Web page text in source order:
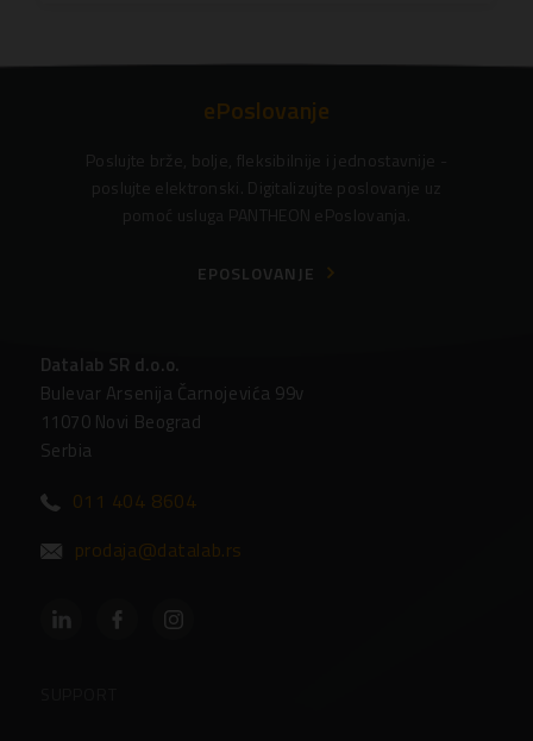
ePoslovanje
Poslujte brže, bolje, fleksibilnije i jednostavnije -
poslujte elektronski. Digitalizujte poslovanje uz
pomoć usluga PANTHEON ePoslovanja.
EPOSLOVANJE
Datalab SR d.o.o.
Bulevar Arsenija Čarnojevića 99v
11070 Novi Beograd
Serbia
011 404 8604
prodaja@datalab.rs